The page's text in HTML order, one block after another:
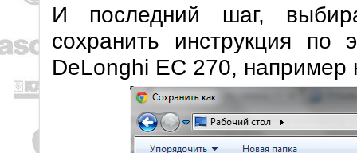
И последний шаг,
сохранить инструкция по
DeLonghi EC 270, например